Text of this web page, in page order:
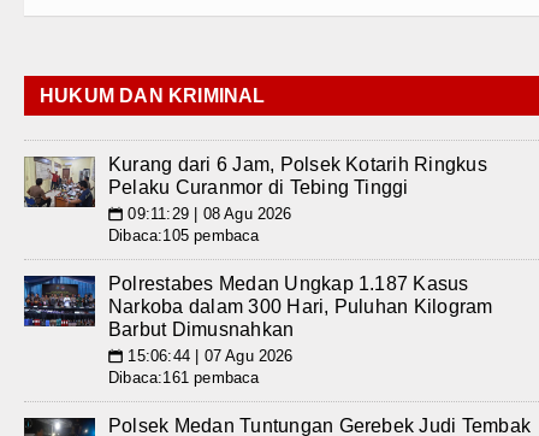
HUKUM DAN KRIMINAL
Kurang dari 6 Jam, Polsek Kotarih Ringkus
Pelaku Curanmor di Tebing Tinggi
📅 09:11:29 | 08 Agu 2026
Dibaca:105 pembaca
Polrestabes Medan Ungkap 1.187 Kasus
Narkoba dalam 300 Hari, Puluhan Kilogram
Barbut Dimusnahkan
📅 15:06:44 | 07 Agu 2026
Dibaca:161 pembaca
Polsek Medan Tuntungan Gerebek Judi Tembak